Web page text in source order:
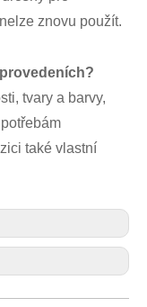
znovu použít.
tvary a barvy,
také vlastní